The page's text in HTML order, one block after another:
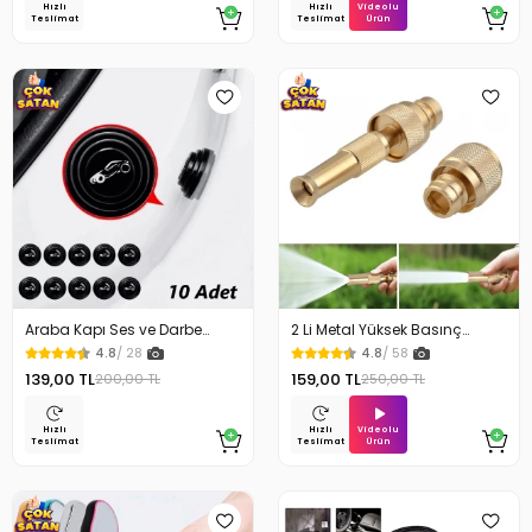
Hızlı
Teslimat
Hızlı
Teslimat
Videolu
Ürün
Araba Kapı Ses ve Darbe
Emici Pad 10 Adet
4.8/ 28
139,00 TL200,00 TL
Hızlı
Teslimat
2 Li Metal Yüksek Basınç
Yağmurlamalı Hortum Ucu
4.8/ 58
159,00 TL250,00 TL
Hızlı
Teslimat
Videolu
Ürün